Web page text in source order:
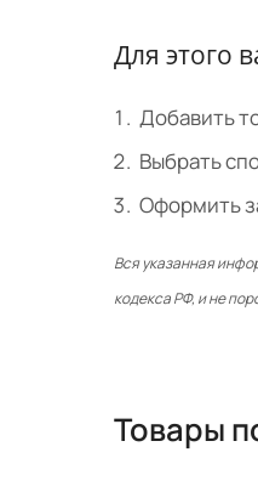
Для этого
Добавить
Выбрать
Оформить
Вся указанная
кодекса РФ, и не
Товары